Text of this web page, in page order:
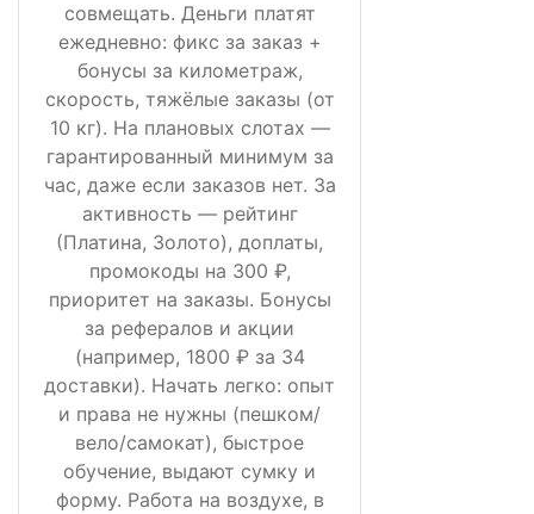
совмещать. Деньги платят
ежедневно: фикс за заказ +
бонусы за километраж,
скорость, тяжёлые заказы (от
10 кг). На плановых слотах —
гарантированный минимум за
час, даже если заказов нет. За
активность — рейтинг
(Платина, Золото), доплаты,
промокоды на 300 ₽,
приоритет на заказы. Бонусы
за рефералов и акции
(например, 1800 ₽ за 34
доставки). Начать легко: опыт
и права не нужны (пешком/
вело/самокат), быстрое
обучение, выдают сумку и
форму. Работа на воздухе, в